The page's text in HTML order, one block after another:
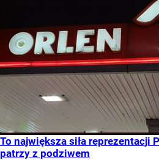
To największa siła reprezentacji
patrzy z podziwem